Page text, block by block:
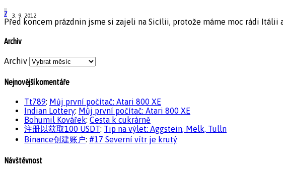
3. 9. 2012
7
Před koncem prázdnin jsme si zajeli na Sicílii, protože máme moc rádi Itálii
Archiv
Archiv
Nejnovější komentáře
Tt789: Můj první počítač: Atari 800 XE
Indian Lottery: Můj první počítač: Atari 800 XE
Bohumil Kovářek: Cesta k cukrárně
注册以获取100 USDT: Tip na výlet: Aggstein, Melk, Tulln
Binance创建账户: #17 Severní vítr je krutý
Návštěvnost